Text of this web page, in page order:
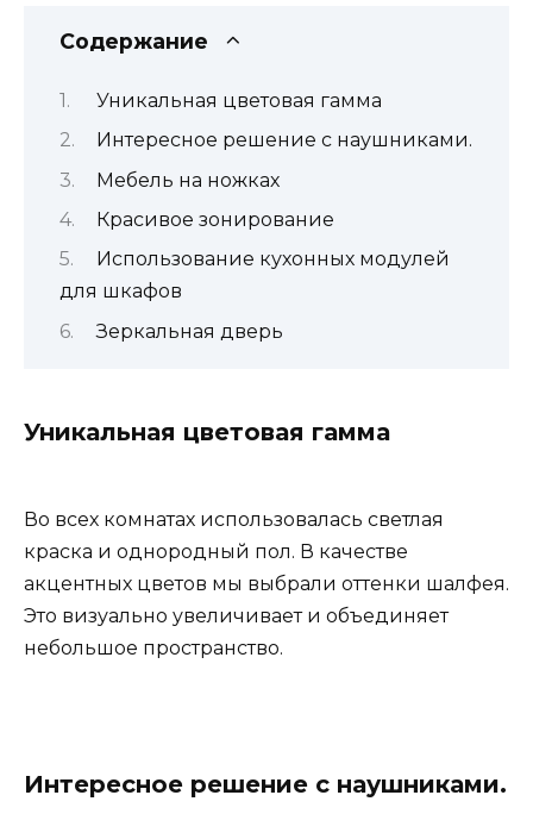
Содержание
Уникальная цветовая гамма
Интересное решение с наушниками.
Мебель на ножках
Красивое зонирование
Использование кухонных модулей
для шкафов
Зеркальная дверь
Уникальная цветовая гамма
Во всех комнатах использовалась светлая
краска и однородный пол. В качестве
акцентных цветов мы выбрали оттенки шалфея.
Это визуально увеличивает и объединяет
небольшое пространство.
Интересное решение с наушниками.